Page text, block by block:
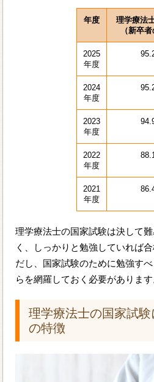
年度
理学療法
（新卒者
2025
年度
2024
年度
2023
年度
2022
年度
2021
年度
理学療法士の国家試験は決して
く、しっかりと勉強していれば
だし、国家試験のために勉強す
らを網羅しておく必要があります
理学療法士の国家試
の特徴